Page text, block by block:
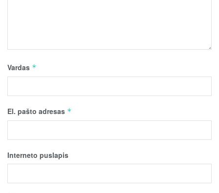
Vardas *
El. pašto adresas *
Interneto puslapis